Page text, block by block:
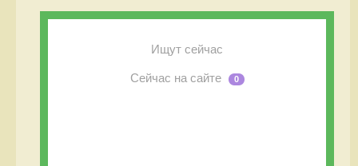
Ищут сейчас
Сейчас на сайте 0